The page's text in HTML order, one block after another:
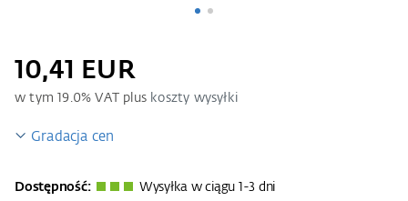
10,41 EUR
w tym19.0% VAT plus koszty wysyłki
Gradacja cen
Dostępność: Wysyłka w ciągu 1-3 dni